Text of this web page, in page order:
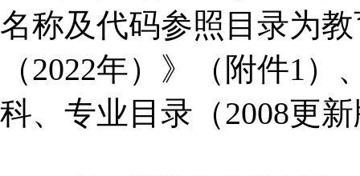
名称及代码参照目录为
（2022年）》（附件1
科、专业目录（2008更